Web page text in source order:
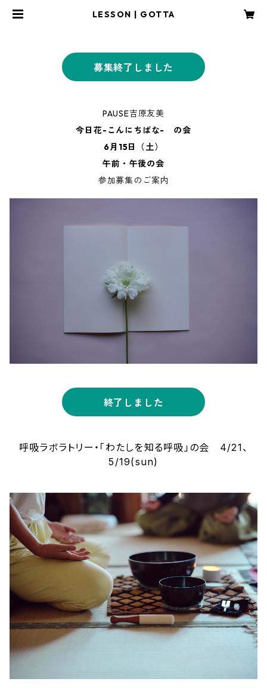
LESSON | GOTTA
募集終了しました
PAUSE吉原友美
今日花-こんにちばな- の会
6月15日（土）
午前・午後の会
参加募集のご案内
終了しました
呼吸ラボラトリー・「わたしを知る呼吸」の会 4/21、
5/19(sun)